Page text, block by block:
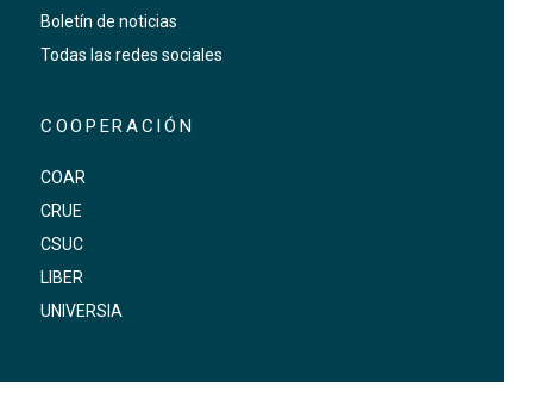
Boletín de noticias
Todas las redes sociales
COOPERACIÓN
COAR
CRUE
CSUC
LIBER
UNIVERSIA